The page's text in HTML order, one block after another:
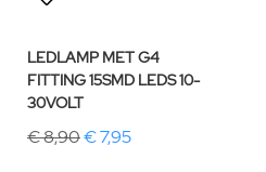
LEDLAMP MET G4
FITTING 15SMD LEDS 10-
30VOLT
€ 8,90€ 7,95